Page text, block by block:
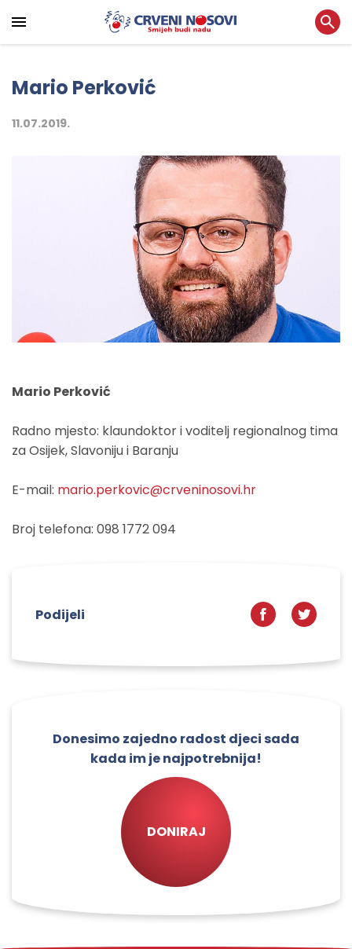
Mario Perković
11.07.2019.
Mario Perković
Radno mjesto: klaundoktor i voditelj regionalnog tima
za Osijek, Slavoniju i Baranju
E-mail: mario.perkovic@crveninosovi.hr
Broj telefona: 098 1772 094
Podijeli
Donesimo zajedno radost djeci sada
kada im je najpotrebnija!
DONIRAJ